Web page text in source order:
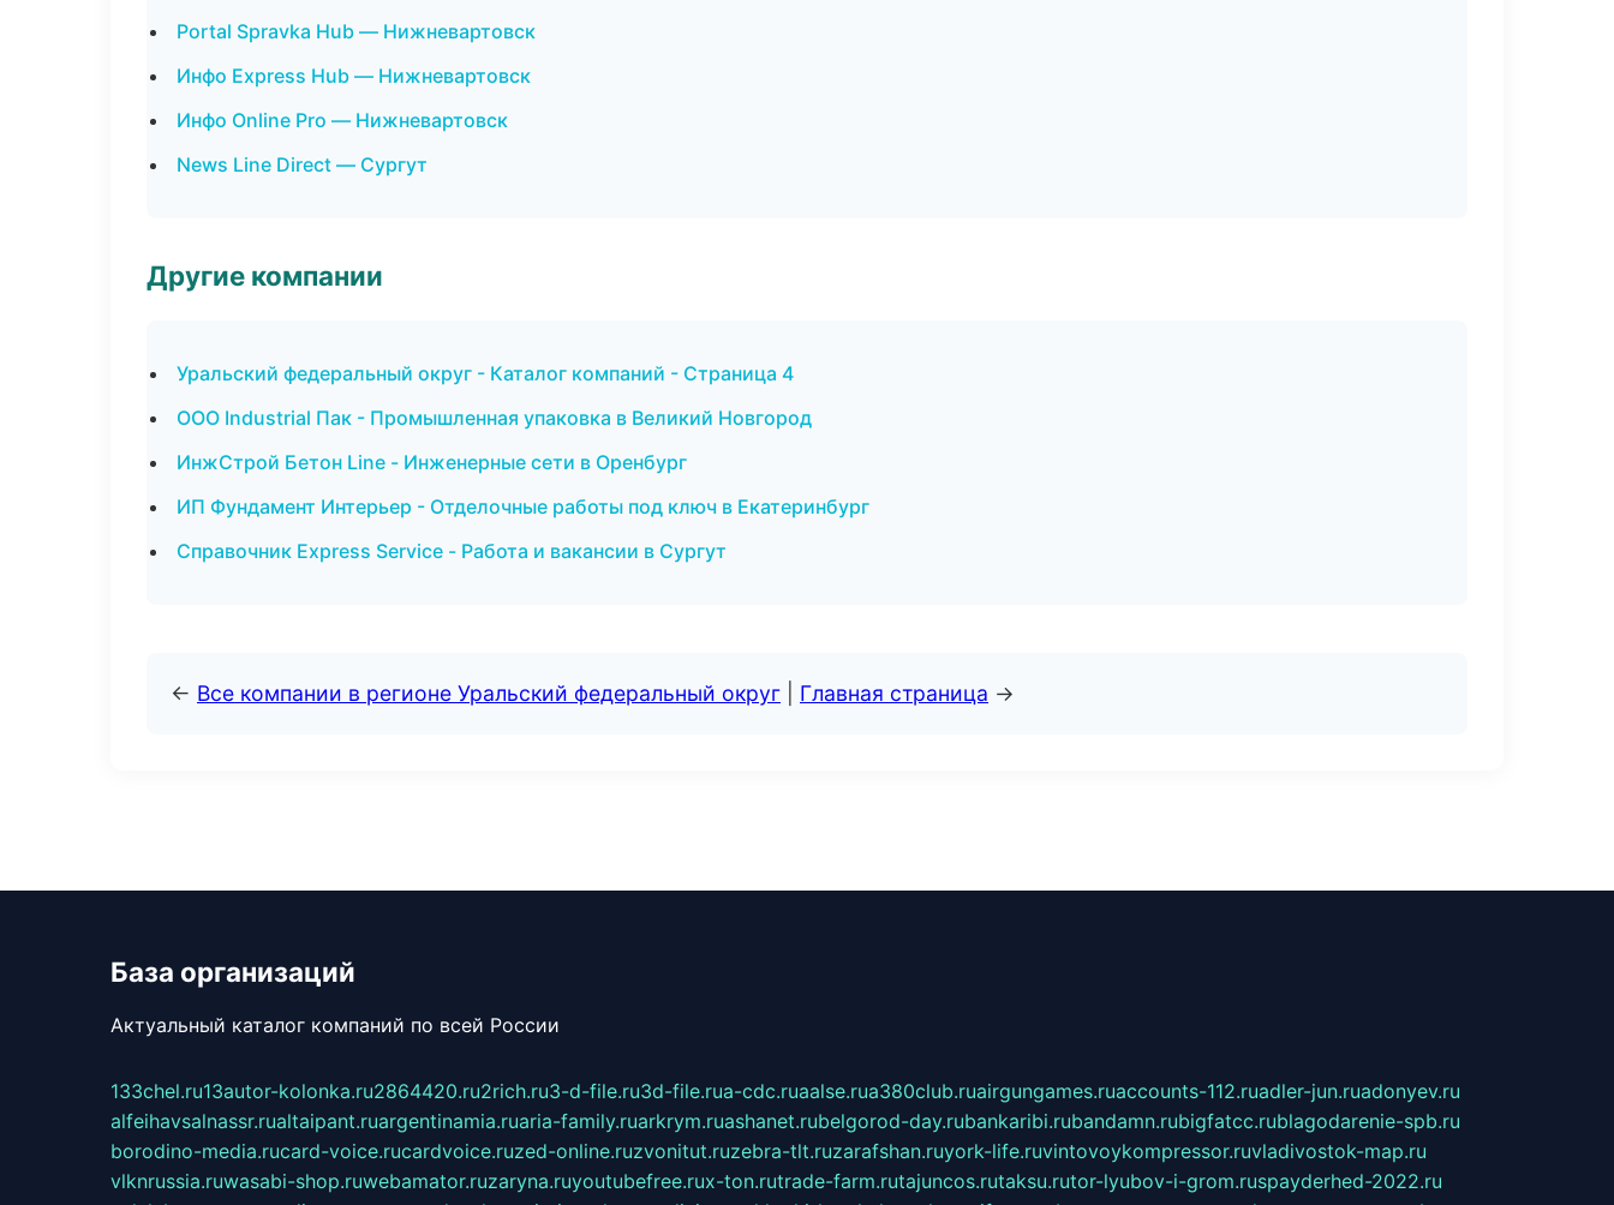
Portal Spravka Hub — Нижневартовск
Инфо Express Hub — Нижневартовск
Инфо Online Pro — Нижневартовск
News Line Direct — Сургут
Другие компании
Уральский федеральный округ - Каталог компаний - Страница 4
ООО Industrial Пак - Промышленная упаковка в Великий Новгород
ИнжСтрой Бетон Line - Инженерные сети в Оренбург
ИП Фундамент Интерьер - Отделочные работы под ключ в Екатеринбург
Справочник Express Service - Работа и вакансии в Сургут
← Все компании в регионе Уральский федеральный округ Главная страница →
База организаций
Актуальный каталог компаний по всей России
133chel.ru13autor-kolonka.ru2864420.ru2rich.ru3-d-file.ru3d-file.rua-cdc.ruaalse.rua380club.ruairgungames.ruaccounts-112.ruadler-jun.ruadonyev.ru
alfeihavsalnassr.rualtaipant.ruargentinamia.ruaria-family.ruarkrym.ruashanet.rubelgorod-day.rubankaribi.rubandamn.rubigfatcc.rublagodarenie-spb.ru
borodino-media.rucard-voice.rucardvoice.ruzed-online.ruzvonitut.ruzebra-tlt.ruzarafshan.ruyork-life.ruvintovoykompressor.ruvladivostok-map.ru
vlknrussia.ruwasabi-shop.ruwebamator.ruzaryna.ruyoutubefree.rux-ton.rutrade-farm.rutajuncos.rutaksu.rutor-lyubov-i-grom.ruspayderhed-2022.ru